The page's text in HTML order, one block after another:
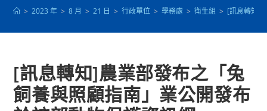
> 2023 年 > 8 月 > 21 日 > 行政單位 > 學務處 > 衛生組 > [訊息轉知]
[訊息轉知]農業部發布之「兔
飼養與照顧指南」業公開發布